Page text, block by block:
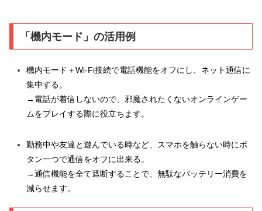
「機内モード」の活用例
機内モード＋Wi-Fi接続で電話機能をオフにし、ネット通信に
集中する。
→電話が着信しないので、邪魔されたくないオンラインゲー
ムをプレイする際に役立ちます。
勤務中や友達と遊んでいる時など、スマホを触らない時にボ
タン一つで通信をオフに出来る。
→通信機能を全て遮断することで、無駄なバッテリー消費を
減らせます。